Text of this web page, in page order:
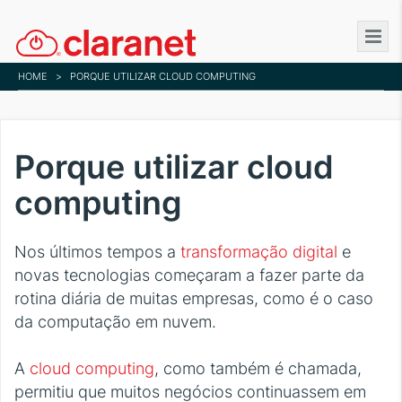
to
main
content
HOME > PORQUE UTILIZAR CLOUD COMPUTING
Porque utilizar cloud
computing
Nos últimos tempos a transformação digital e
novas tecnologias começaram a fazer parte da
rotina diária de muitas empresas, como é o caso
da computação em nuvem.
A cloud computing, como também é chamada,
permitiu que muitos negócios continuassem em